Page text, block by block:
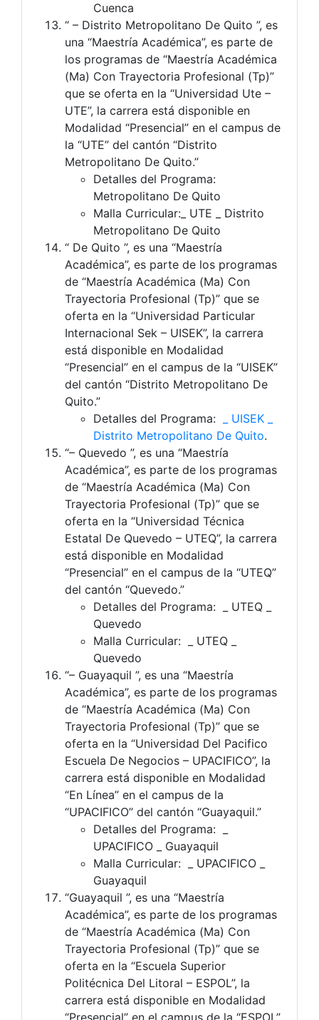
Cuenca
“ – Distrito Metropolitano De Quito ”, es
una “Maestría Académica”, es parte de
los programas de “Maestría Académica
(Ma) Con Trayectoria Profesional (Tp)”
que se oferta en la “Universidad Ute –
UTE”, la carrera está disponible en
Modalidad “Presencial” en el campus de
la “UTE” del cantón “Distrito
Metropolitano De Quito.”
Detalles del Programa:
Metropolitano De Quito
Malla Curricular:_ UTE _ Distrito
Metropolitano De Quito
“ De Quito ”, es una “Maestría
Académica”, es parte de los programas
de “Maestría Académica (Ma) Con
Trayectoria Profesional (Tp)” que se
oferta en la “Universidad Particular
Internacional Sek – UISEK”, la carrera
está disponible en Modalidad
“Presencial” en el campus de la “UISEK”
del cantón “Distrito Metropolitano De
Quito.”
Detalles del Programa:
_ UISEK _
Distrito Metropolitano De Quito.
“– Quevedo ”, es una “Maestría
Académica”, es parte de los programas
de “Maestría Académica (Ma) Con
Trayectoria Profesional (Tp)” que se
oferta en la “Universidad Técnica
Estatal De Quevedo – UTEQ”, la carrera
está disponible en Modalidad
“Presencial” en el campus de la “UTEQ”
del cantón “Quevedo.”
Detalles del Programa: _ UTEQ _
Quevedo
Malla Curricular: _ UTEQ _
Quevedo
“– Guayaquil ”, es una “Maestría
Académica”, es parte de los programas
de “Maestría Académica (Ma) Con
Trayectoria Profesional (Tp)” que se
oferta en la “Universidad Del Pacifico
Escuela De Negocios – UPACIFICO”, la
carrera está disponible en Modalidad
“En Línea” en el campus de la
“UPACIFICO” del cantón “Guayaquil.”
Detalles del Programa: _
UPACIFICO _ Guayaquil
Malla Curricular: _ UPACIFICO _
Guayaquil
“Guayaquil ”, es una “Maestría
Académica”, es parte de los programas
de “Maestría Académica (Ma) Con
Trayectoria Profesional (Tp)” que se
oferta en la “Escuela Superior
Politécnica Del Litoral – ESPOL”, la
carrera está disponible en Modalidad
“Presencial” en el campus de la “ESPOL”